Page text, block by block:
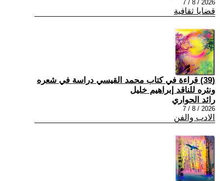
2026 / 8 / 7
قضايا ثقافية
(39) قراءة في كتاب محمد القيسي دراسة في شعره
ونثره للناقد إبراهيم خليل
رائد الحواري
2026 / 8 / 7
الادب والفن